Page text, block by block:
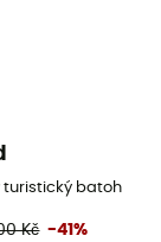
turistický batoh
Kč -41%